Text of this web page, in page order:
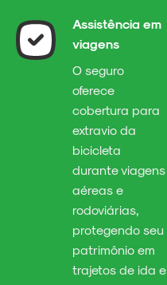
Assistência em
viagens
O seguro
oferece
cobertura para
extravio da
bicicleta
durante viagens
aéreas e
rodoviárias,
protegendo seu
patrimônio em
trajetos de ida e